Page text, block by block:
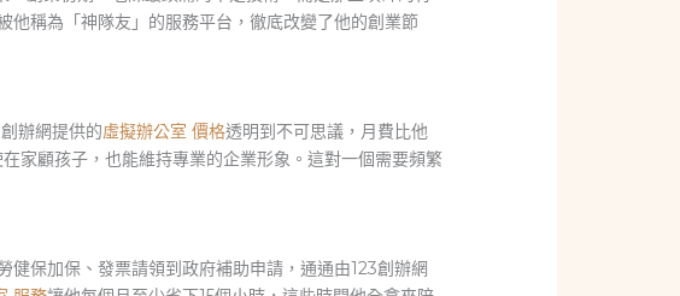
他稱為「神隊友」的服務平台，徹底改變了他的創業節
辦網提供的虛擬辦公室 價格透明到不可思議，月費比他
家顧孩子，也能維持專業的企業形象。這對一個需要頻繁
健保加保、發票請領到政府補助申請，通通由123創辦網